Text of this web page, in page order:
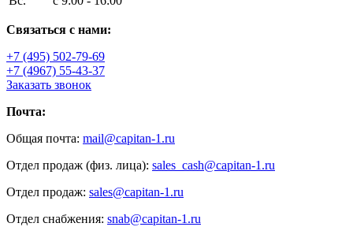
Связаться с нами:
+7 (495) 502-79-69
+7 (4967) 55-43-37
Заказать звонок
Почта:
Общая почта: mail@capitan-1.ru
Отдел продаж (физ. лица): sales_cash@capitan-1.ru
Отдел продаж: sales@capitan-1.ru
Отдел снабжения: snab@capitan-1.ru